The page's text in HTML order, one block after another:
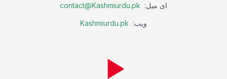
ای میل: contact@Kashmiurdu.pk
ویب: Kashmiurdu.pk